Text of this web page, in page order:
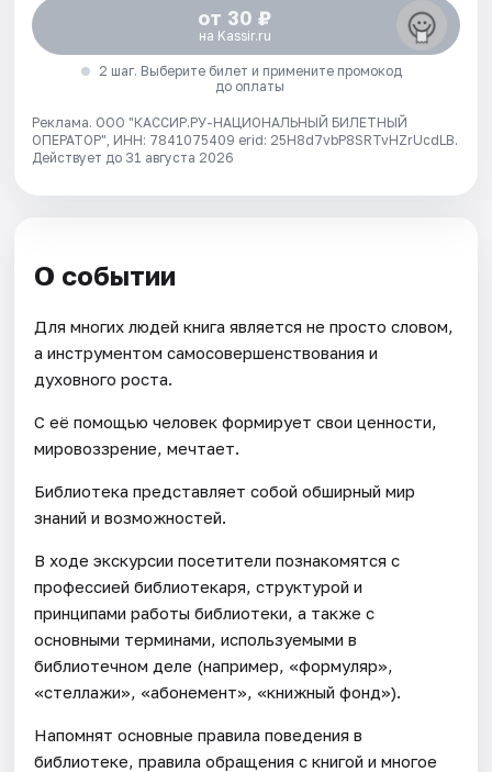
от 30 ₽
на Kassir.ru
2 шаг. Выберите билет и примените промокод
до оплаты
Реклама. ООО "КАССИР.РУ-НАЦИОНАЛЬНЫЙ БИЛЕТНЫЙ
ОПЕРАТОР", ИНН: 7841075409 erid: 25H8d7vbP8SRTvHZrUcdLB.
Действует до 31 августа 2026
О событии
Для многих людей книга является не просто словом,
а инструментом самосовершенствования и
духовного роста.
С её помощью человек формирует свои ценности,
мировоззрение, мечтает.
Библиотека представляет собой обширный мир
знаний и возможностей.
В ходе экскурсии посетители познакомятся с
профессией библиотекаря, структурой и
принципами работы библиотеки, а также с
основными терминами, используемыми в
библиотечном деле (например, «формуляр»,
«стеллажи», «абонемент», «книжный фонд»).
Напомнят основные правила поведения в
библиотеке, правила обращения с книгой и многое